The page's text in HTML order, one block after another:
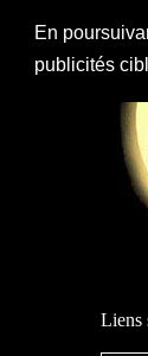
En
publicités
Liens